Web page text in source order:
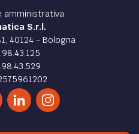
amministrativa
S.r.l.
40124 - Bologna